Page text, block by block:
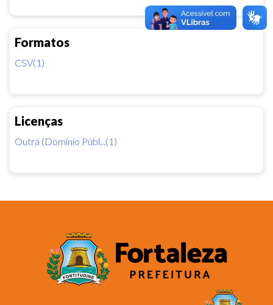
Formatos
CSV(1)
Licenças
Outra (Domínio Públ...(1)